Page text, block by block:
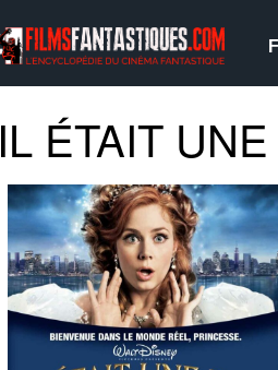
IL ÉTAIT